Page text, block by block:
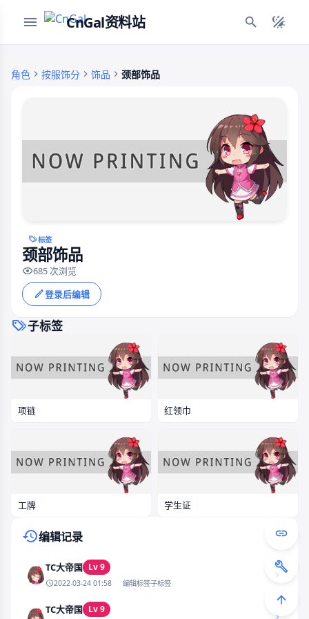
CnGal资料站
角色 按服饰分 饰品 颈部饰品
标签
颈部饰品
685 次浏览
登录后编辑
子标签
项链 红领巾
工牌 学生证
编辑记录
TC大帝国 Lv 9
2022-03-24 01:58 编辑标签子标签
TC大帝国 Lv 9